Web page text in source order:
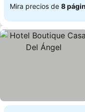
Mira precios de 8